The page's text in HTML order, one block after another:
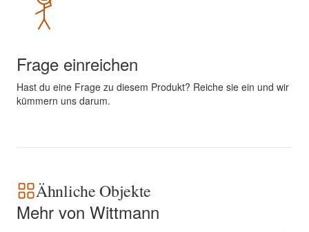
Frage einreichen
Hast du eine Frage zu diesem Produkt? Reiche sie ein und wir
kümmern uns darum.
Ähnliche Objekte
Mehr von Wittmann